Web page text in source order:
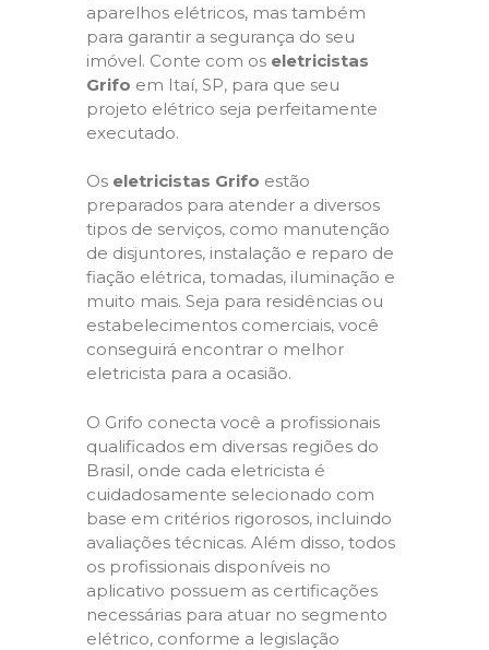
aparelhos elétricos, mas também
para garantir a segurança do seu
imóvel. Conte com os eletricistas
Grifo em Itaí, SP, para que seu
projeto elétrico seja perfeitamente
executado.
Os eletricistas Grifo estão
preparados para atender a diversos
tipos de serviços, como manutenção
de disjuntores, instalação e reparo de
fiação elétrica, tomadas, iluminação e
muito mais. Seja para residências ou
estabelecimentos comerciais, você
conseguirá encontrar o melhor
eletricista para a ocasião.
O Grifo conecta você a profissionais
qualificados em diversas regiões do
Brasil, onde cada eletricista é
cuidadosamente selecionado com
base em critérios rigorosos, incluindo
avaliações técnicas. Além disso, todos
os profissionais disponíveis no
aplicativo possuem as certificações
necessárias para atuar no segmento
elétrico, conforme a legislação